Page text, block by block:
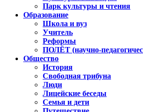
Парк культуры и чтения
Образование
Школа и вуз
Учитель
Реформы
ПОЛЁТ (научно-
Общество
История
Свободная трибуна
Люди
Лицейские беседы
Семья и дети